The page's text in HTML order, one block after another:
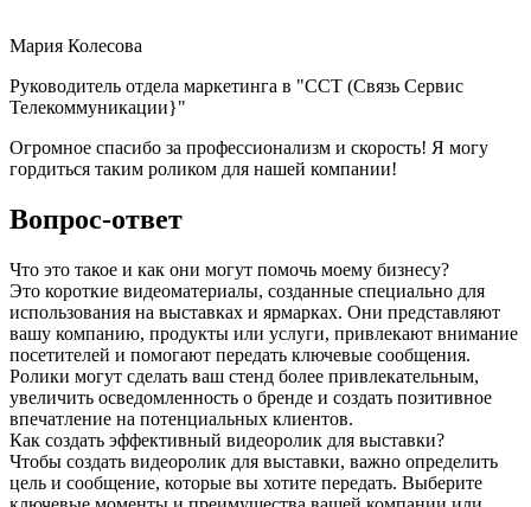
Мария Колесова
Руководитель отдела маркетинга в "ССТ (Связь Сервис
Телекоммуникации}"
Огромное спасибо за профессионализм и скорость! Я могу
гордиться таким роликом для нашей компании!
Вопрос-ответ
Что это такое и как они могут помочь моему бизнесу?
Это короткие видеоматериалы, созданные специально для
использования на выставках и ярмарках. Они представляют
вашу компанию, продукты или услуги, привлекают внимание
посетителей и помогают передать ключевые сообщения.
Ролики могут сделать ваш стенд более привлекательным,
увеличить осведомленность о бренде и создать позитивное
впечатление на потенциальных клиентов.
Как создать эффективный видеоролик для выставки?
Чтобы создать видеоролик для выставки, важно определить
цель и сообщение, которые вы хотите передать. Выберите